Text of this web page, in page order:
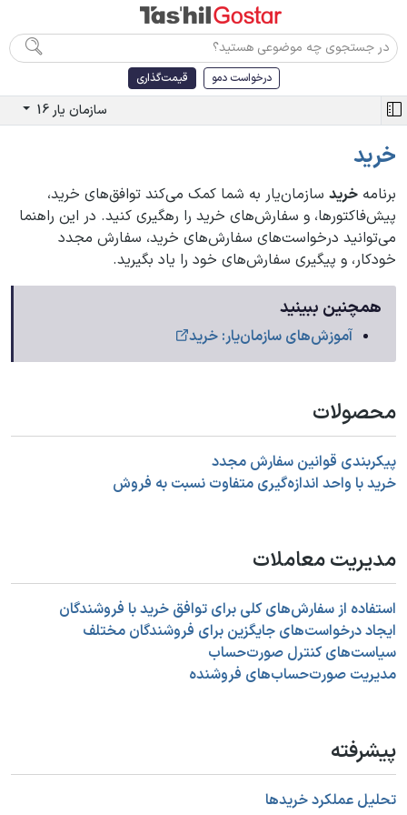
درخواست دمو قیمت‌گذاری
سازمان یار 16
خرید
برنامه خرید سازمان‌یار به شما کمک می‌کند توافق‌های خرید،
پیش‌فاکتورها، و سفارش‌های خرید را رهگیری کنید. در این راهنما
می‌توانید درخواست‌های سفارش‌های خرید، سفارش مجدد
خودکار، و پیگیری سفارش‌های خود را یاد بگیرید.
همچنین ببینید
آموزش‌های سازمان‌یار: خرید
محصولات
پیکربندی قوانین سفارش مجدد
خرید با واحد اندازه‌گیری متفاوت نسبت به فروش
مدیریت معاملات
استفاده از سفارش‌های کلی برای توافق خرید با فروشندگان
ایجاد درخواست‌های جایگزین برای فروشندگان مختلف
سیاست‌های کنترل صورت‌حساب
مدیریت صورت‌حساب‌های فروشنده
پیشرفته
تحلیل عملکرد خریدها